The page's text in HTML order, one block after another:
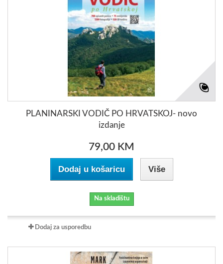
PLANINARSKI VODIČ PO HRVATSKOJ- novo
izdanje
79,00 KM
Dodaj u košaricu Više
Na skladištu
Dodaj za usporedbu